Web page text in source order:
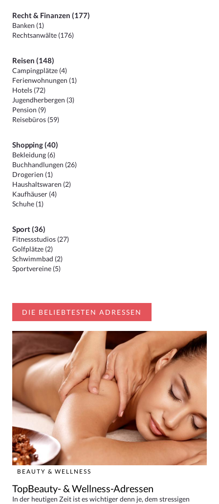
Recht & Finanzen (177)
Banken (1)
Rechtsanwälte (176)
Reisen (148)
Campingplätze (4)
Ferienwohnungen (1)
Hotels (72)
Jugendherbergen (3)
Pension (9)
Reisebüros (59)
Shopping (40)
Bekleidung (6)
Buchhandlungen (26)
Drogerien (1)
Haushaltswaren (2)
Kaufhäuser (4)
Schuhe (1)
Sport (36)
Fitnessstudios (27)
Golfplätze (2)
Schwimmbad (2)
Sportvereine (5)
DIE BELIEBTESTEN ADRESSEN
BEAUTY & WELLNESS
TopBeauty- & Wellness-Adressen
In der heutigen Zeit ist es wichtiger denn je, dem stressigen